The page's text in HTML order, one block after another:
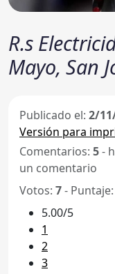
R.s
Mayo, San
Publicado el: 2/
Versión para
Comentarios: 5-
un comentario
Votos: 7- Puntaje:
5.00/5
1
2
3